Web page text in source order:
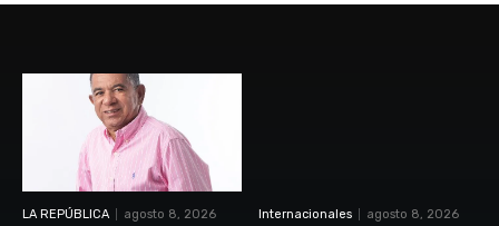
LA REPÚBLICA agosto 8, 2026 Internacionales agosto 8, 2026